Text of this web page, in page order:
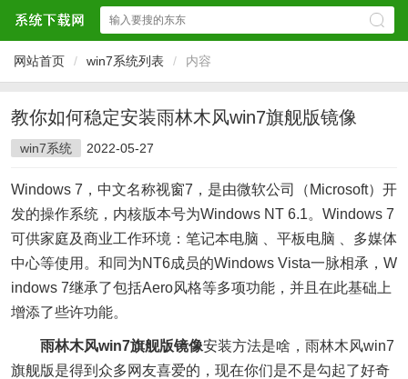
网站首页 / win7系统列表 / 内容
教你如何稳定安装雨林木风win7旗舰版镜像
win7系统 2022-05-27
Windows 7，中文名称视窗7，是由微软公司（Microsoft）开
发的操作系统，内核版本号为Windows NT 6.1。Windows 7
可供家庭及商业工作环境：笔记本电脑 、平板电脑 、多媒体
中心等使用。和同为NT6成员的Windows Vista一脉相承，W
indows 7继承了包括Aero风格等多项功能，并且在此基础上
增添了些许功能。
雨林木风win7旗舰版镜像安装方法是啥，雨林木风win7
旗舰版是得到众多网友喜爱的，现在你们是不是勾起了好奇